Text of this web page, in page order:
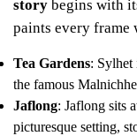
story begins with
paints every
Tea Gardens: Sylhet
the famous
Jaflong: Jaflong sits
picturesque setting,